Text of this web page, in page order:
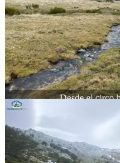
Desde el circo